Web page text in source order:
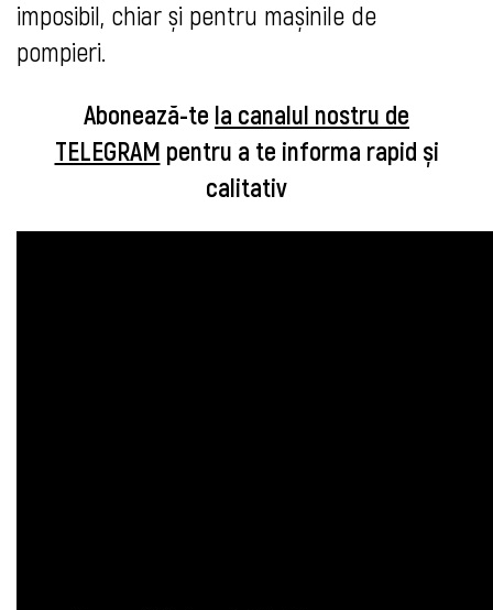
imposibil, chiar și pentru mașinile de
pompieri.
Abonează-te la canalul nostru de
TELEGRAM pentru a te informa rapid și
calitativ